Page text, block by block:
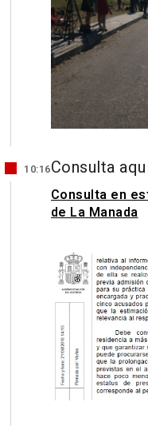
10:16Consulta
Consulta en
de La Manada